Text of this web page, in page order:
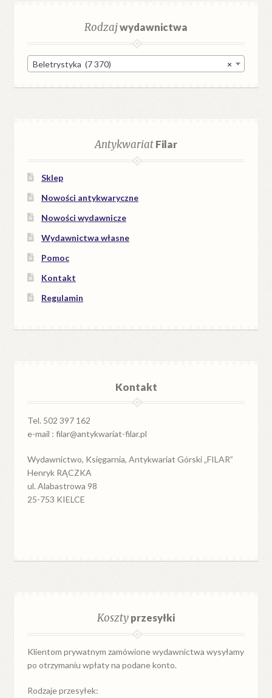
Rodzajwydawnictwa
×
Beletrystyka (7 370)
AntykwariatFilar
Sklep
Nowości antykwaryczne
Nowości wydawnicze
Wydawnictwa własne
Pomoc
Kontakt
Regulamin
Kontakt
Tel. 502 397 162
e-mail : filar@antykwariat-filar.pl
Wydawnictwo, Księgarnia, Antykwariat Górski „FILAR”
Henryk RĄCZKA
ul. Alabastrowa 98
25-753 KIELCE
Kosztyprzesyłki
Klientom prywatnym zamówione wydawnictwa wysyłamy
po otrzymaniu wpłaty na podane konto.
Rodzaje przesyłek: